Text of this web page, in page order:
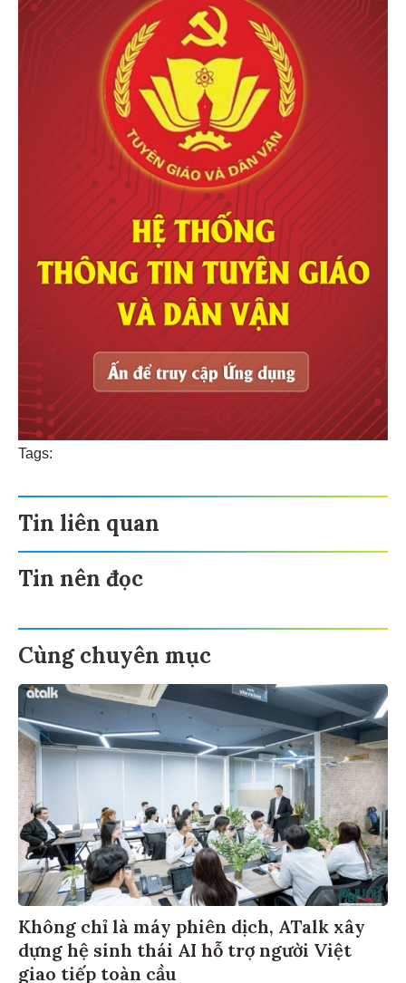
Tags:
Tin liên quan
Tin nên đọc
Cùng chuyên mục
Không chỉ là máy phiên dịch, ATalk xây
dựng hệ sinh thái AI hỗ trợ người Việt
giao tiếp toàn cầu